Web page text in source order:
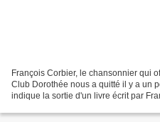
François Corbier, le chansonnier qui
Club Dorothée nous a quitté il y a un
indique la sortie d'un livre écrit par